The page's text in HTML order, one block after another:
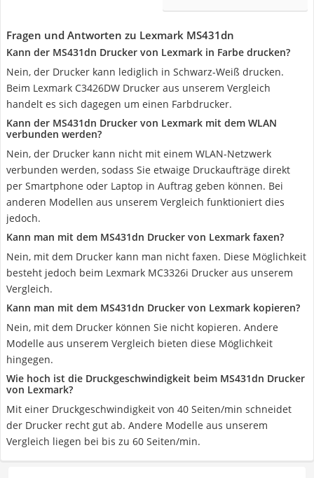
Fragen und Antworten zu Lexmark MS431dn
Kann der MS431dn Drucker von Lexmark in Farbe drucken?
Nein, der Drucker kann lediglich in Schwarz-Weiß drucken.
Beim Lexmark C3426DW Drucker aus unserem Vergleich
handelt es sich dagegen um einen Farbdrucker.
Kann der MS431dn Drucker von Lexmark mit dem WLAN
verbunden werden?
Nein, der Drucker kann nicht mit einem WLAN-Netzwerk
verbunden werden, sodass Sie etwaige Druckaufträge direkt
per Smartphone oder Laptop in Auftrag geben können. Bei
anderen Modellen aus unserem Vergleich funktioniert dies
jedoch.
Kann man mit dem MS431dn Drucker von Lexmark faxen?
Nein, mit dem Drucker kann man nicht faxen. Diese Möglichkeit
besteht jedoch beim Lexmark MC3326i Drucker aus unserem
Vergleich.
Kann man mit dem MS431dn Drucker von Lexmark kopieren?
Nein, mit dem Drucker können Sie nicht kopieren. Andere
Modelle aus unserem Vergleich bieten diese Möglichkeit
hingegen.
Wie hoch ist die Druckgeschwindigkeit beim MS431dn Drucker
von Lexmark?
Mit einer Druckgeschwindigkeit von 40 Seiten/min schneidet
der Drucker recht gut ab. Andere Modelle aus unserem
Vergleich liegen bei bis zu 60 Seiten/min.